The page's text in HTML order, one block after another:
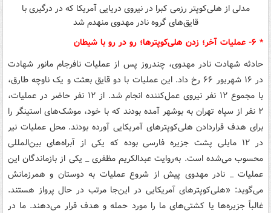
مدلی از هلی‌کوپتر رزمی کبرا در نیروی دریایی آمریکا که در درگیری با
قایق‌های گروه نادر مهدوی منهدم شد
* ۶- عملیات آخر؛ زدن هلی‌کوپترها؛ رو در رو با شیطان
حادثه شهادت نادر مهدوی، چندروز پس از عملیات نافرجام مانور شهادت
در ۱۶ شهریور ۶۶ رخ داد. این عملیات با دو قایق بعثت و یک ناوچه طارق،
با مجموع ۱۲ نفر نیروی عمل‌کننده انجام شد. از ۱۲ نفر حاضر در عملیات،
۲ نفر از سپاه تهران به بوشهر آمده بودند که با خود، موشک‌های استینگر را
برای هدف قراردادن هلی‌کوپترهای آمریکایی آورده بودند. محل عملیات نیر
در ۱۲ مایلی پشت جزیره فارسی بوده که یکی از آبراه‌های بین‌المللی
محسوب می‌شده است. به‌روایت عبدالکریم مظفری _ یکی از بازماندگان این
عملیات _ نادر مهدوی پیش از شروع عملیات به دوستان و همرزمانش
می‌گوید: «هلی‌کوپترهای آمریکایی در این‌جا مرتب در حال پرواز هستند.
غالباً جزیره‌ها یا کشتی‌های ما را مورد حمله و هدف قرار می‌دهند. ما در